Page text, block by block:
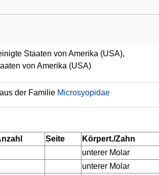
Staaten von Amerika (USA),
von Amerika (USA)
aus der Familie Microsyopidae
Seite Körpert./Zahn
unterer Molar
unterer Molar